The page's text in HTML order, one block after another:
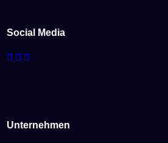
Social Media
Unternehmen